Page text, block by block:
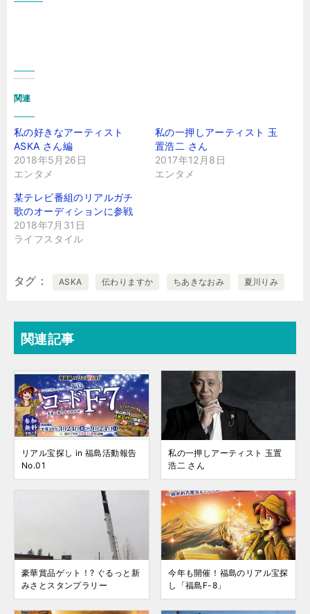
関連
私の好きなアーティスト
ASKA さん編
2018年5月26日
エンタメ
私の一押しアーティスト 玉
置浩二 さん
2017年12月8日
エンタメ
某テレビ番組のリアルガチ
歌のオーディションに参戦
2018年7月31日
ライフスタイル
タグ ASKA 伝わりますか ちあきなおみ 夏川りみ
関連記事
リアル宝探し in 福島活動報告
No.01
私の一押しアーティスト 玉置
浩二 さん
豪華賞品ゲット！? ぐるっと新
みさとスタンプラリー
今年も開催！福島のリアル宝探
し「福島F-8」